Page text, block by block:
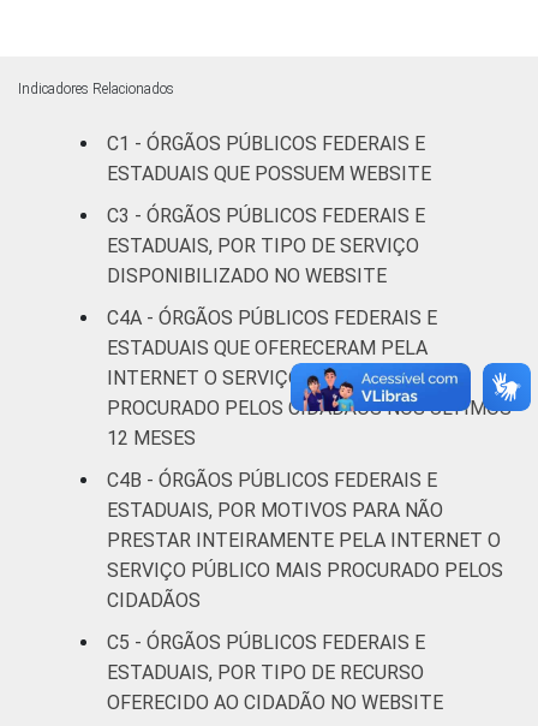
Fonte: CGI.br/NIC.br, Centro Regional de
Estudos para o Desenvolvimento da
Pesquisa sobre o uso das tecnologias de
informação e comunicação no setor público
brasileiro – TIC Governo Eletrônico 2023.
Indicadores Relacionados
C1 - ÓRGÃOS PÚBLICOS FEDERAIS E
ESTADUAIS QUE POSSUEM WEBSITE
C3 - ÓRGÃOS PÚBLICOS FEDERAIS E
ESTADUAIS, POR TIPO DE SERVIÇO
DISPONIBILIZADO NO WEBSITE
C4A - ÓRGÃOS PÚBLICOS FEDERAIS E
ESTADUAIS QUE OFERECERAM PELA
INTERNET O SERVIÇO PÚBLICO MAIS
PROCURADO PELOS CIDADÃOS NOS ÚLTIMOS
12 MESES
C4B - ÓRGÃOS PÚBLICOS FEDERAIS E
ESTADUAIS, POR MOTIVOS PARA NÃO
PRESTAR INTEIRAMENTE PELA INTERNET O
SERVIÇO PÚBLICO MAIS PROCURADO PELOS
CIDADÃOS
C5 - ÓRGÃOS PÚBLICOS FEDERAIS E
ESTADUAIS, POR TIPO DE RECURSO
OFERECIDO AO CIDADÃO NO WEBSITE